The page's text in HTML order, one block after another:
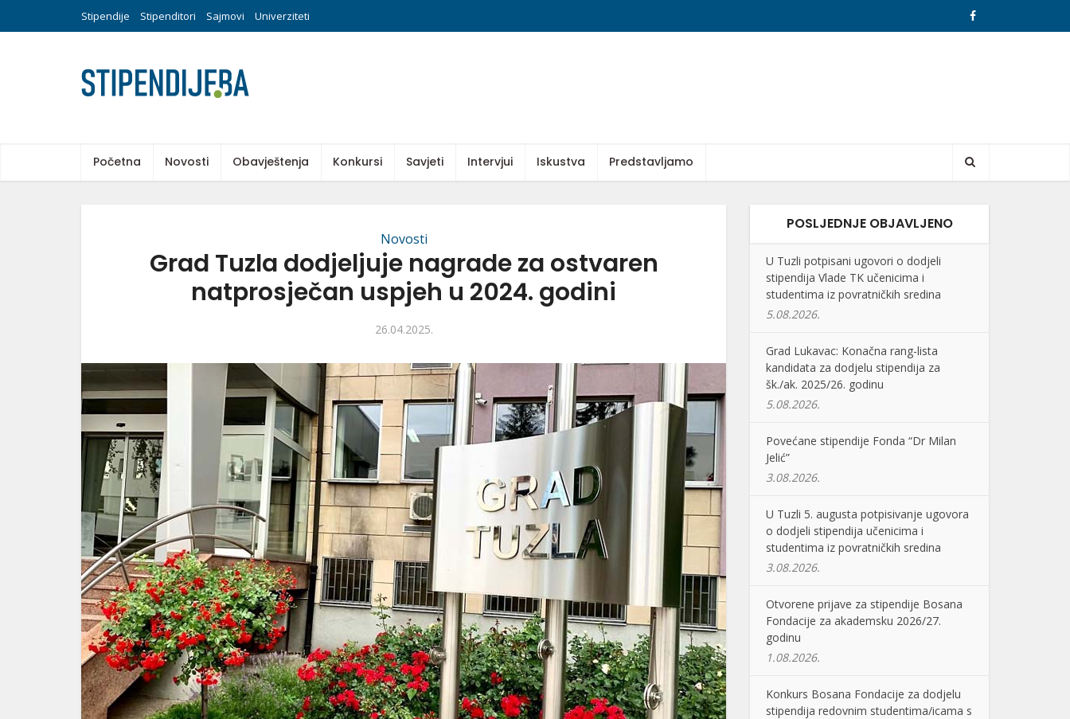
Stipendije Stipenditori Sajmovi Univerziteti
Početna Novosti Obavještenja Konkursi Savjeti Intervjui Iskustva Predstavljamo
Novosti
Grad Tuzla dodjeljuje nagrade za ostvaren
natprosječan uspjeh u 2024. godini
26.04.2025.
POSLJEDNJE OBJAVLJENO
U Tuzli potpisani ugovori o dodjeli
stipendija Vlade TK učenicima i
studentima iz povratničkih sredina
5.08.2026.
Grad Lukavac: Konačna rang-lista
kandidata za dodjelu stipendija za
šk./ak. 2025/26. godinu
5.08.2026.
Povećane stipendije Fonda “Dr Milan
Jelić”
3.08.2026.
U Tuzli 5. augusta potpisivanje ugovora
o dodjeli stipendija učenicima i
studentima iz povratničkih sredina
3.08.2026.
Otvorene prijave za stipendije Bosana
Fondacije za akademsku 2026/27.
godinu
1.08.2026.
Konkurs Bosana Fondacije za dodjelu
stipendija redovnim studentima/icama s